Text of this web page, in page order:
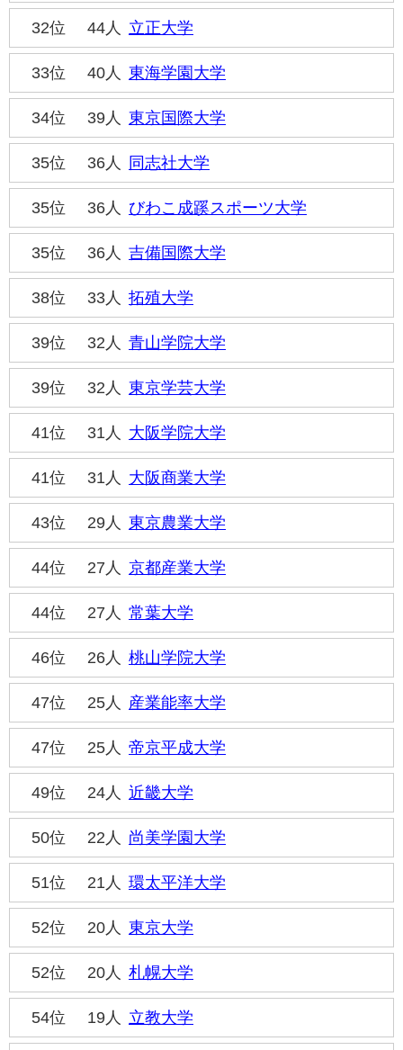
32位 44人 立正大学
33位 40人 東海学園大学
34位 39人 東京国際大学
35位 36人 同志社大学
35位 36人 びわこ成蹊スポーツ大学
35位 36人 吉備国際大学
38位 33人 拓殖大学
39位 32人 青山学院大学
39位 32人 東京学芸大学
41位 31人 大阪学院大学
41位 31人 大阪商業大学
43位 29人 東京農業大学
44位 27人 京都産業大学
44位 27人 常葉大学
46位 26人 桃山学院大学
47位 25人 産業能率大学
47位 25人 帝京平成大学
49位 24人 近畿大学
50位 22人 尚美学園大学
51位 21人 環太平洋大学
52位 20人 東京大学
52位 20人 札幌大学
54位 19人 立教大学